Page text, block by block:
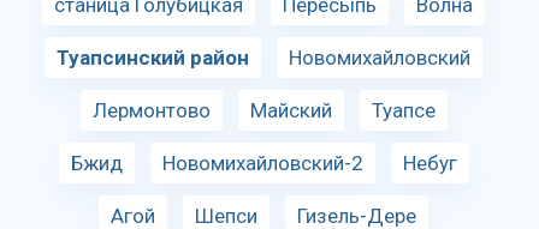
станица Голубицкая Пересыпь Волна
Туапсинский район Новомихайловский
Лермонтово Майский Туапсе
Бжид Новомихайловский-2 Небуг
Агой Шепси Гизель-Дере